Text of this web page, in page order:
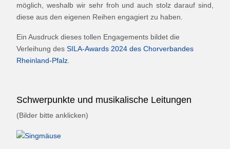
möglich, weshalb wir sehr froh und auch stolz darauf sind,
diese aus den eigenen Reihen engagiert zu haben.
Ein Ausdruck dieses tollen Engagements bildet die
Verleihung des SILA-Awards 2024 des Chorverbandes
Rheinland-Pfalz
Schwerpunkte und musikalische Leitungen
(Bilder bitte anklicken)